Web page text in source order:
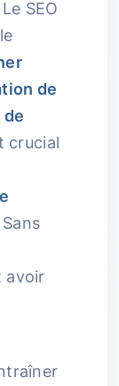
Le SEO
de
crucial
Sans
avoir